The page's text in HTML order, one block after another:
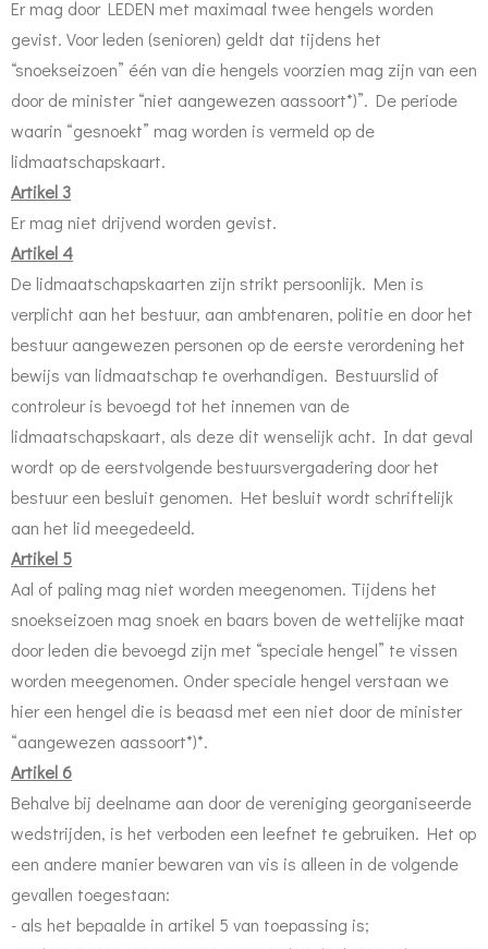
Er mag door LEDEN met maximaal twee hengels worden
gevist. Voor leden (senioren) geldt dat tijdens het
“snoekseizoen” één van die hengels voorzien mag zijn van een
door de minister “niet aangewezen aassoort*)”. De periode
waarin “gesnoekt” mag worden is vermeld op de
lidmaatschapskaart.
Artikel 3
Er mag niet drijvend worden gevist.
Artikel 4
De lidmaatschapskaarten zijn strikt persoonlijk. Men is
verplicht aan het bestuur, aan ambtenaren, politie en door het
bestuur aangewezen personen op de eerste verordening het
bewijs van lidmaatschap te overhandigen. Bestuurslid of
controleur is bevoegd tot het innemen van de
lidmaatschapskaart, als deze dit wenselijk acht. In dat geval
wordt op de eerstvolgende bestuursvergadering door het
bestuur een besluit genomen. Het besluit wordt schriftelijk
aan het lid meegedeeld.
Artikel 5
Aal of paling mag niet worden meegenomen. Tijdens het
snoekseizoen mag snoek en baars boven de wettelijke maat
door leden die bevoegd zijn met “speciale hengel” te vissen
worden meegenomen. Onder speciale hengel verstaan we
hier een hengel die is beaasd met een niet door de minister
“aangewezen aassoort*)*.
Artikel 6
Behalve bij deelname aan door de vereniging georganiseerde
wedstrijden, is het verboden een leefnet te gebruiken. Het op
een andere manier bewaren van vis is alleen in de volgende
gevallen toegestaan:
- als het bepaalde in artikel 5 van toepassing is;